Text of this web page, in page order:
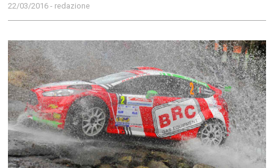
22/03/2016 - redazione